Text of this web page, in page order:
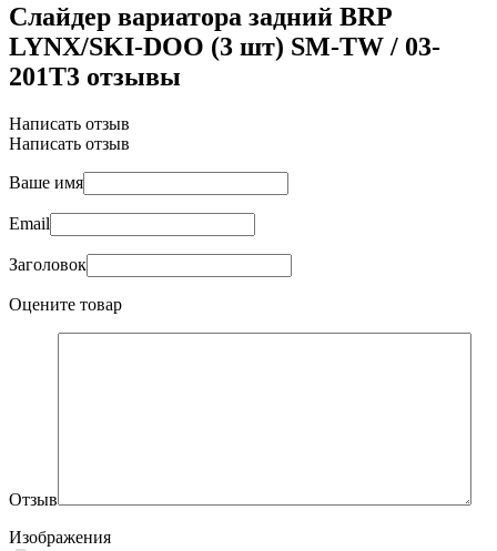
Слайдер вариатора задний BRP
LYNX/SKI-DOO (3 шт) SM-TW / 03-
201T3 отзывы
Написать отзыв
Написать отзыв
Ваше имя
Email
Заголовок
Оцените товар
Отзыв
Изображения